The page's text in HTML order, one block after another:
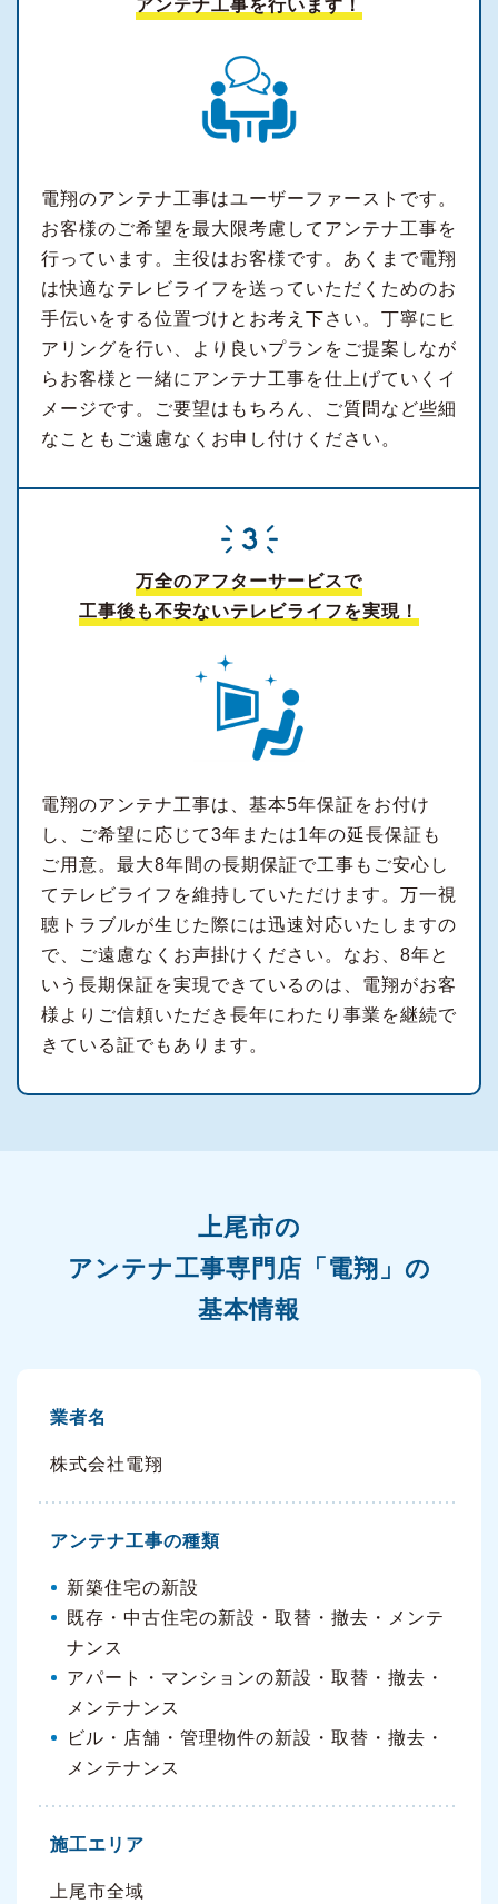
アンテナ工事を行います！
電翔のアンテナ工事はユーザーファーストです。
お客様のご希望を最大限考慮してアンテナ工事を
行っています。主役はお客様です。あくまで電翔
は快適なテレビライフを送っていただくためのお
手伝いをする位置づけとお考え下さい。丁寧にヒ
アリングを行い、より良いプランをご提案しなが
らお客様と一緒にアンテナ工事を仕上げていくイ
メージです。ご要望はもちろん、ご質問など些細
なこともご遠慮なくお申し付けください。
万全のアフターサービスで
工事後も不安ないテレビライフを実現！
電翔のアンテナ工事は、基本5年保証をお付け
し、ご希望に応じて3年または1年の延長保証も
ご用意。最大8年間の長期保証で工事もご安心し
てテレビライフを維持していただけます。万一視
聴トラブルが生じた際には迅速対応いたしますの
で、ご遠慮なくお声掛けください。なお、8年と
いう長期保証を実現できているのは、電翔がお客
様よりご信頼いただき長年にわたり事業を継続で
きている証でもあります。
上尾市の
アンテナ工事専門店「電翔」の
基本情報
業者名
株式会社電翔
アンテナ工事の種類
新築住宅の新設
既存・中古住宅の新設・取替・撤去・メンテ
ナンス
アパート・マンションの新設・取替・撤去・
メンテナンス
ビル・店舗・管理物件の新設・取替・撤去・
メンテナンス
施工エリア
上尾市全域